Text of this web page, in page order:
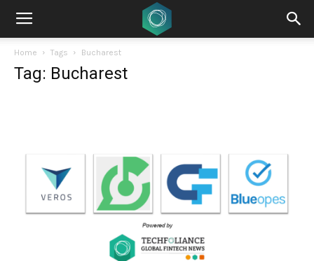
Home Tags Bucharest
Tag: Bucharest